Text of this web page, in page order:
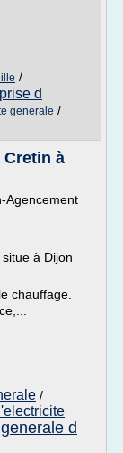
/
d
generale /
à
Agencement
à Dijon
chauffage.
/
generale d